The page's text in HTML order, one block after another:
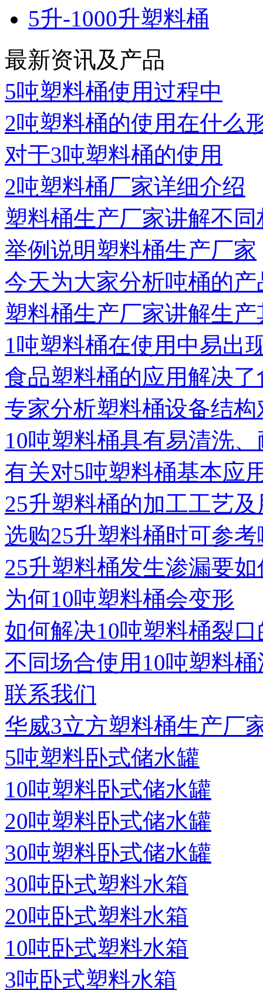
5升-1000升塑料桶
最新资讯及产品
5吨塑料桶使用过程中
2吨塑料桶的使用在什么
对于3吨塑料桶的使用
2吨塑料桶厂家详细介绍
塑料桶生产厂家讲解不同
举例说明塑料桶生产厂家
今天为大家分析吨桶的
塑料桶生产厂家讲解生产
1吨塑料桶在使用中易出
食品塑料桶的应用解决
专家分析塑料桶设备结
10吨塑料桶具有易清洗
有关对5吨塑料桶基本应
25升塑料桶的加工工艺
选购25升塑料桶时可参
25升塑料桶发生渗漏要
为何10吨塑料桶会变形
如何解决10吨塑料桶裂
不同场合使用10吨塑料
联系我们
华威3立方塑料桶生产厂
5吨塑料卧式储水罐
10吨塑料卧式储水罐
20吨塑料卧式储水罐
30吨塑料卧式储水罐
30吨卧式塑料水箱
20吨卧式塑料水箱
10吨卧式塑料水箱
3吨卧式塑料水箱